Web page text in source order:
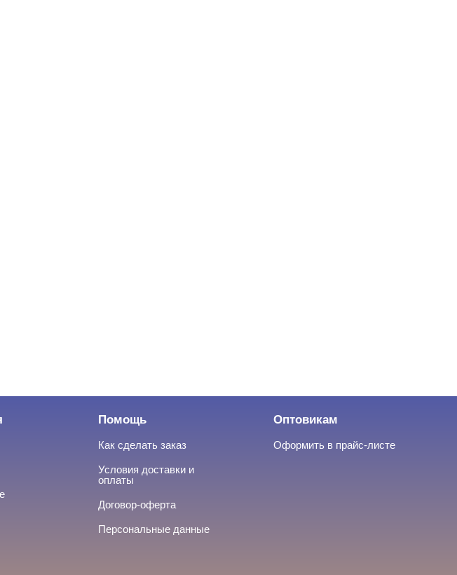
Помощь
Как сделать заказ
Условия доставки и
оплаты
Договор-оферта
Персональные данные
Оптовикам
Оформить в прайс-листе